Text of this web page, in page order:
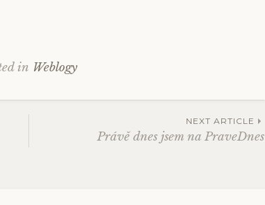
in Weblogy
NEXT ARTICLE
Právě dnes jsem na PraveDnes